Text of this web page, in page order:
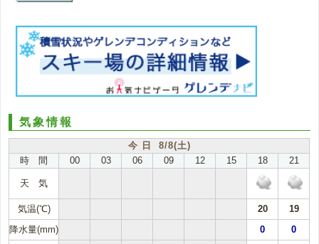
気象情報
今 日 8/8(土)
時 間
00 03 06 09 12 15 18 21
天 気
気温(℃) 20
19
降水量(mm)
0 0